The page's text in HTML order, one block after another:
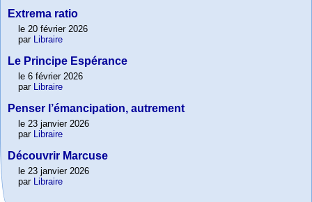
Extrema ratio
le 20 février 2026
par Libraire
Le Principe Espérance
le 6 février 2026
par Libraire
Penser l’émancipation, autrement
le 23 janvier 2026
par Libraire
Découvrir Marcuse
le 23 janvier 2026
par Libraire